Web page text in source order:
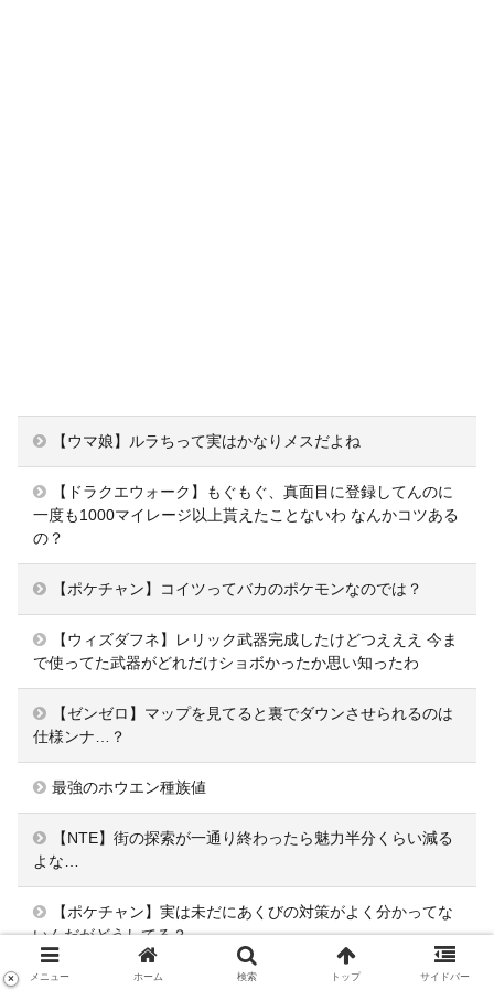
【ウマ娘】ルラちって実はかなりメスだよね
【ドラクエウォーク】もぐもぐ、真面目に登録してんのに
一度も1000マイレージ以上貰えたことないわ なんかコツある
の？
【ポケチャン】コイツってバカのポケモンなのでは？
【ウィズダフネ】レリック武器完成したけどつえええ 今ま
で使ってた武器がどれだけショボかったか思い知ったわ
【ゼンゼロ】マップを見てると裏でダウンさせられるのは
仕様ンナ…？
最強のホウエン種族値
【NTE】街の探索が一通り終わったら魅力半分くらい減る
よな…
【ポケチャン】実は未だにあくびの対策がよく分かってな
いんだがどうしてる？
ゴマゾウってよく見たら結構可愛くない？
メニュー ホーム 検索 トップ サイドバー
×